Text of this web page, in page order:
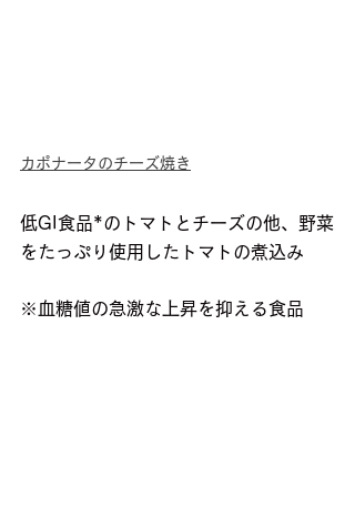
カポナータのチーズ焼き
低GI食品*のトマトとチーズの他、野菜
をたっぷり使用したトマトの煮込み
※血糖値の急激な上昇を抑える食品